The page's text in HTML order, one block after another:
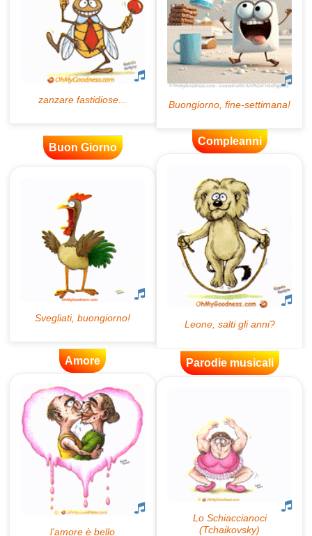
Buon Giorno
Compleanni
Amore Parodie musicali